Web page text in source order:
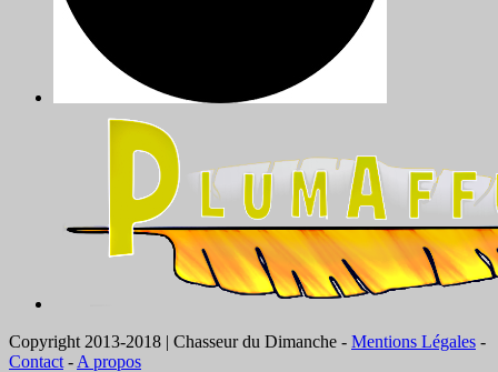
Copyright 2013-2018 | Chasseur du Dimanche - Mentions Légales -
Contact - A propos